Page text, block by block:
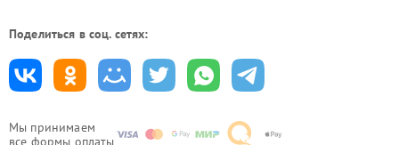
Мы принимаем
все формы оплаты
Поделиться в соц. сетях: